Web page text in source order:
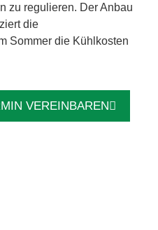
zu regulieren. Der Anbau
die
Sommer die Kühlkosten
VEREINBAREN